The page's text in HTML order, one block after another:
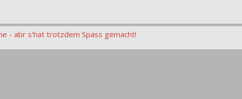
- abr s'hat trotzdem Spass gemacht!